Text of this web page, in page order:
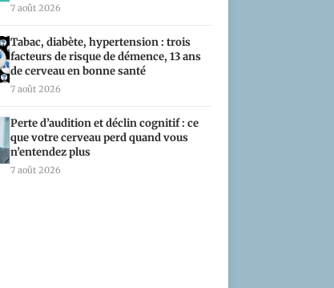
7 août 2026
Tabac, diabète, hypertension : trois
facteurs de risque de démence, 13 ans
de cerveau en bonne santé
7 août 2026
Perte d’audition et déclin cognitif : ce
que votre cerveau perd quand vous
n’entendez plus
7 août 2026